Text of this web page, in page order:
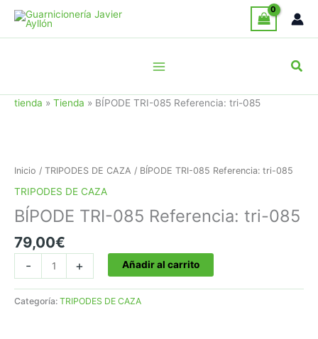
contenido
tienda » Tienda » BÍPODE TRI-085 Referencia: tri-085
Inicio / TRIPODES DE CAZA / BÍPODE TRI-085 Referencia: tri-085
TRIPODES DE CAZA
BÍPODE TRI-085 Referencia: tri-085
79,00€
-
TRI-
085
Referencia:
+ Añadir al carrito
Categoría: TRIPODES DE CAZA